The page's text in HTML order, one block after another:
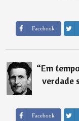
Facebook
“Em
verdade
Facebook